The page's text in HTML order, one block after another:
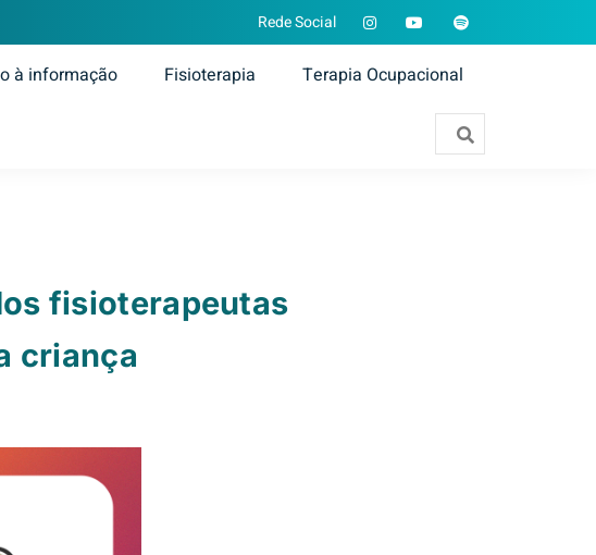
Rede Social
à informação Fisioterapia Terapia Ocupacional
fisioterapeutas
criança